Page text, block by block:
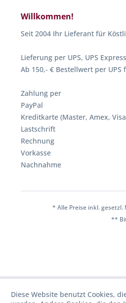
Willkommen!
Seit 2004 Ihr Lieferant für
Lieferung per UPS, UPS
Ab 150,- € Bestellwert per UPS
Zahlung per
PayPal
Kreditkarte (Master, Amex,
Lastschrift
Rechnung
Vorkasse
Nachnahme
* Alle Preise inkl.
**
Diese Website benutzt Cookies,